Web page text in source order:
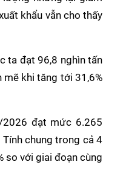
khẩu vẫn cho thấy
ta đạt 96,8 nghìn tấn
mẽ khi tăng tới 31,6%
2026 đạt mức 6.265
chung trong cả 4
so với giai đoạn cùng